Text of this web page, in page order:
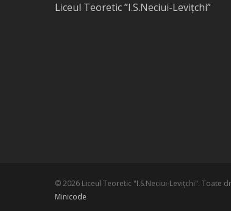
Liceul Teoretic ”I.S.Neciui-Levițchi”
© 2026 Liceul Teoretic "I.S.Neciui-Leviţchi". Toate
Minicode